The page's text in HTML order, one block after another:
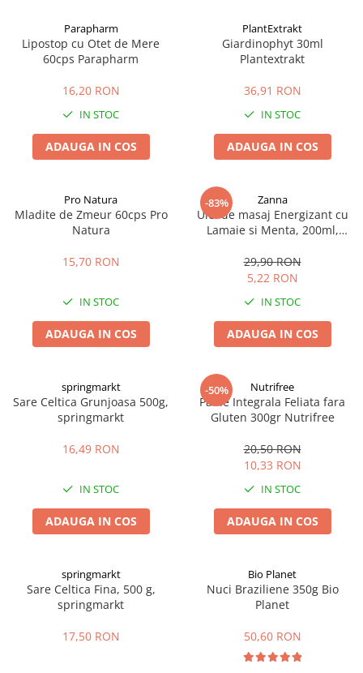
Sanatatea ochilor
Hepato-biliare
Glanda tiroida
Probleme renale
Prostata, urologie
Sistemul osos
Produse naturiste
Antiinflamator
Antitumorale
Articulatii sanatoase
Cardiovasculare
Imunitate
Memorie
Produse sanatate sexuala
Produse pentru Ea
Produse pentru sportivi
Suplimente fitness
Batoane proteice
Pentru antrenament
Mama si copilul
Indulcitori
Miere
Bomboane
Gume de mestecat
Siropuri, gemuri
Ciocolata
Miere Manuka
Mancare sanatoasa
Leguminoase
Uleiuri alimentare
Ulei CBD
Produse instant
Atelierul de cafea si ceaiuri
Ceaiuri simple
Ceaiuri medicinale compuse
Ceaiuri Maté
Cafea verde
Geluri de dus naturale
Vopsele
Produse de uz casnic
Produse pentru bucatarie
Produse igienizare
Deodorante
Igiena orala
Protectie antivirala
Sare de baie
Detergenti Bio
Parapharm
Lipostop cu Otet de Mere
60cps Parapharm
16,20 RON
IN STOC
ADAUGA IN COS
PlantExtrakt
Giardinophyt 30ml
Plantextrakt
36,91 RON
IN STOC
ADAUGA IN COS
Pro Natura
Mladite de Zmeur 60cps Pro
Natura
15,70 RON
IN STOC
ADAUGA IN COS
-83% Zanna
Ulei de masaj Energizant cu
Lamaie si Menta, 200ml,
29,90 RON
5,22 RON
IN STOC
ADAUGA IN COS
springmarkt
Sare Celtica Grunjoasa 500g,
springmarkt
16,49 RON
IN STOC
ADAUGA IN COS
-50% Nutrifree
Paine Integrala Feliata fara
Gluten 300gr Nutrifree
20,50 RON
10,33 RON
IN STOC
ADAUGA IN COS
springmarkt
Sare Celtica Fina, 500 g,
springmarkt
17,50 RON
Bio Planet
Nuci Braziliene 350g Bio
Planet
50,60 RON